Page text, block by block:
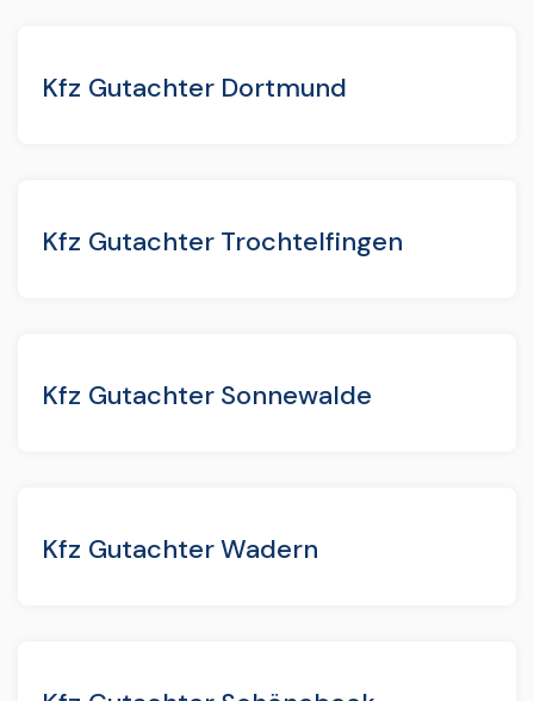
Kfz Gutachter Dortmund
Kfz Gutachter Trochtelfingen
Kfz Gutachter Sonnewalde
Kfz Gutachter Wadern